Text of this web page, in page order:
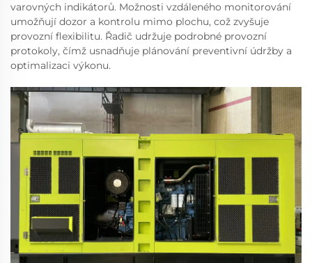
varovných indikátorů. Možnosti vzdáleného monitorování
umožňují dozor a kontrolu mimo plochu, což zvyšuje
provozní flexibilitu. Řadič udržuje podrobné provozní
protokoly, čímž usnadňuje plánování preventivní údržby a
optimalizaci výkonu.